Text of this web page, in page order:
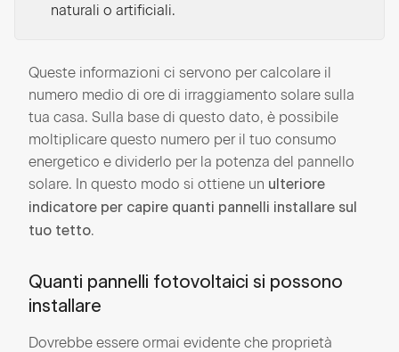
naturali o artificiali.
Queste informazioni ci servono per calcolare il
numero medio di ore di irraggiamento solare sulla
tua casa. Sulla base di questo dato, è possibile
moltiplicare questo numero per il tuo consumo
energetico e dividerlo per la potenza del pannello
solare. In questo modo si ottiene un ulteriore
indicatore per capire quanti pannelli installare sul
tuo tetto.
Quanti pannelli fotovoltaici si possono
installare
Dovrebbe essere ormai evidente che proprietà